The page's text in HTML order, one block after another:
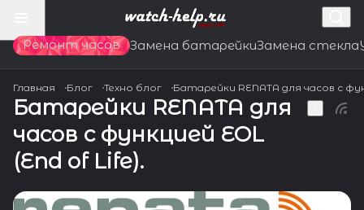
Ремонт часов Замена батарейкиЗамена стекла
Главная Блог Техно блог Батарейки RENATA для часов с
Батарейки RENATA для
часов с функцией EOL
(End of Life).